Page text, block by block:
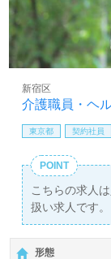
る基本給アップあ
月後に昇格審査あ
採用時と変更なし）
（ヘルパー2級）以
他に保育手当お子様
内支給 ※定期昇給、
合：基本給×1ヶ月 ※
試用期間3ヶ月（労
介護職員・ヘ
新宿区
東京都 契約社員
POINT
こちらの求人
扱い求人です。
詳細に関して
【無料】で皆
形態